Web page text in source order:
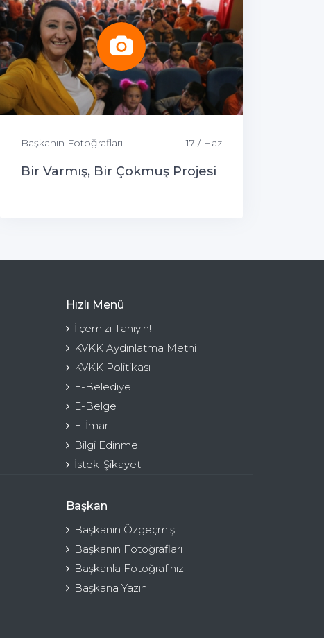
Başkanın Fotoğrafları 17 / Haz
Bir Varmış, Bir Çokmuş Projesi
Hızlı Menü
İlçemizi Tanıyın!
KVKK Aydınlatma Metni
KVKK Politikası
E-Belediye
E-Belge
E-İmar
Bilgi Edinme
İstek-Şikayet
Başkan
Başkanın Özgeçmişi
Başkanın Fotoğrafları
Başkanla Fotoğrafınız
Başkana Yazın